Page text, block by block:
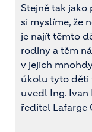
Stejně tak jako
si myslíme, že
je najít těmto
rodiny a těm
v jejich
úkolu tyto děti
uvedl Ing. Ivan
ředitel Lafarge